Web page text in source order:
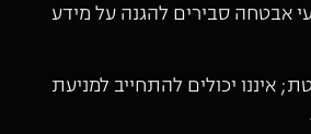
אבטחה סבירים להגנה על מידע
איננו יכולים להתחייב למניעת